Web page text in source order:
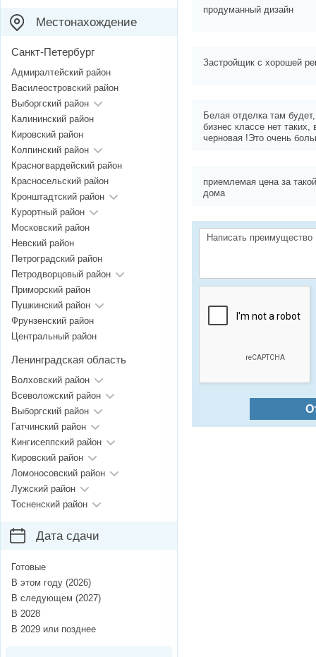
продуманный дизайн
Застройщик с хорошей
Белая отделка там
бизнес классе нет таких,
черновая !Это очень
приемлемая цена за
дома
Местонахождение
Санкт-Петербург
Адмиралтейский район
Василеостровский район
Выборгский район
Калининский район
Кировский район
Колпинский район
Красногвардейский район
Красносельский район
Кронштадтский район
Курортный район
Московский район
Невский район
Петроградский район
Петродворцовый район
Приморский район
Пушкинский район
Фрунзенский район
Центральный район
Ленинградская область
Волховский район
Всеволожский район
Выборгский район
Гатчинский район
Кингисеппский район
Кировский район
Ломоносовский район
Лужский район
Тосненский район
Дата сдачи
Готовые
В этом году (2026)
В следующем (2027)
В 2028
В 2029 или позднее